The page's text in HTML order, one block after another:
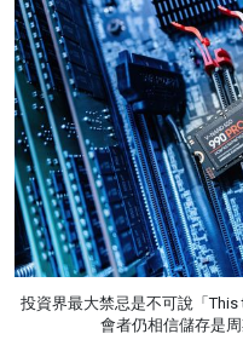
投資界最大禁忌是不可說「
會者仍相信儲存是